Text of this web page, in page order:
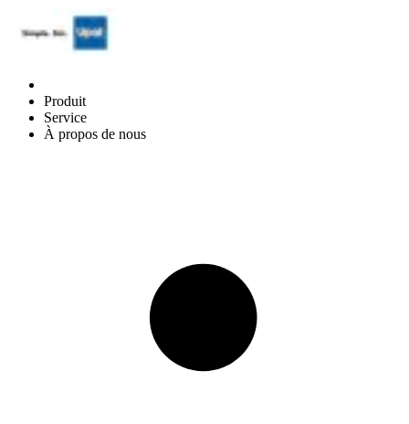
Produit
Service
À propos de nous